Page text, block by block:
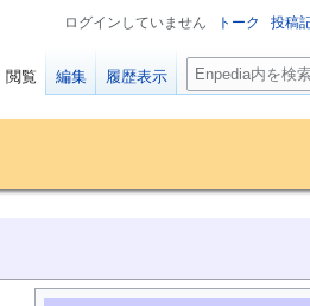
ログインしていません トーク 投稿
閲覧 編集 履歴表示
検
索